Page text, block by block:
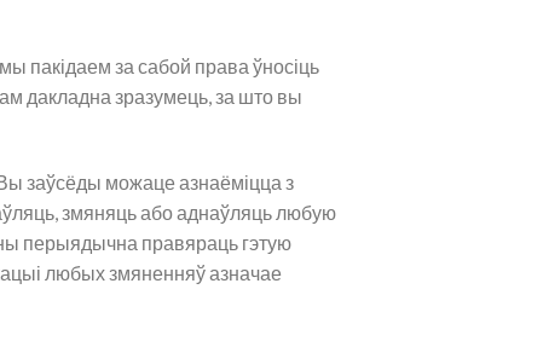
пакідаем за сабой права ўносіць
дакладна зразумець, за што вы
заўсёды можаце азнаёміцца ​​з
змяняць або аднаўляць любую
перыядычна правяраць гэтую
любых змяненняў азначае